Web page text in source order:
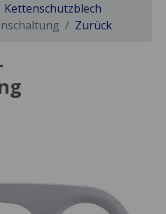
Kettenschutzblech
Zurück